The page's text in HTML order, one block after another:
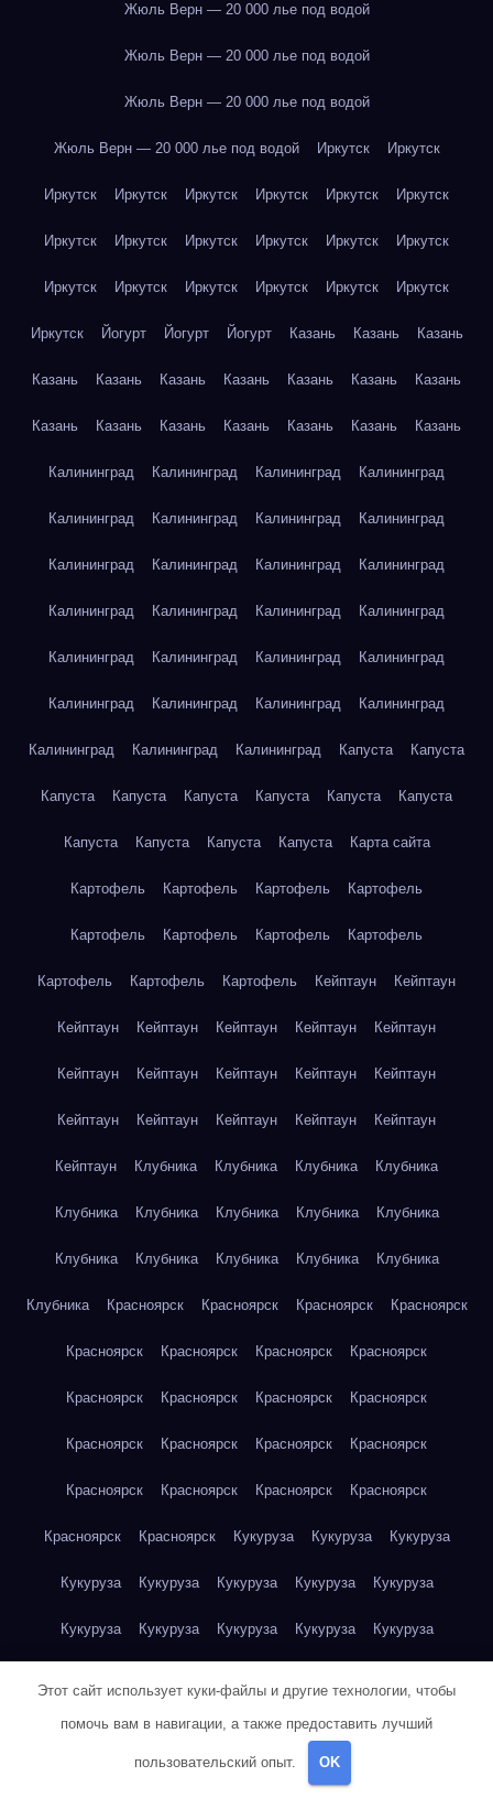
Жюль Верн — 20 000 лье под водой
Жюль Верн — 20 000 лье под водой
Жюль Верн — 20 000 лье под водой
Жюль Верн — 20 000 лье под водой Иркутск Иркутск
Иркутск Иркутск Иркутск Иркутск Иркутск Иркутск
Иркутск Иркутск Иркутск Иркутск Иркутск Иркутск
Иркутск Иркутск Иркутск Иркутск Иркутск Иркутск
Иркутск Йогурт Йогурт Йогурт Казань Казань Казань
Казань Казань Казань Казань Казань Казань Казань
Казань Казань Казань Казань Казань Казань Казань
Калининград Калининград Калининград Калининград
Калининград Калининград Калининград Калининград
Калининград Калининград Калининград Калининград
Калининград Калининград Калининград Калининград
Калининград Калининград Калининград Калининград
Калининград Калининград Калининград Калининград
Калининград Калининград Калининград Капуста Капуста
Капуста Капуста Капуста Капуста Капуста Капуста
Капуста Капуста Капуста Капуста Карта сайта
Картофель Картофель Картофель Картофель
Картофель Картофель Картофель Картофель
Картофель Картофель Картофель Кейптаун Кейптаун
Кейптаун Кейптаун Кейптаун Кейптаун Кейптаун
Кейптаун Кейптаун Кейптаун Кейптаун Кейптаун
Кейптаун Кейптаун Кейптаун Кейптаун Кейптаун
Кейптаун Клубника Клубника Клубника Клубника
Клубника Клубника Клубника Клубника Клубника
Клубника Клубника Клубника Клубника Клубника
Клубника Красноярск Красноярск Красноярск Красноярск
Красноярск Красноярск Красноярск Красноярск
Красноярск Красноярск Красноярск Красноярск
Красноярск Красноярск Красноярск Красноярск
Красноярск Красноярск Красноярск Красноярск
Красноярск Красноярск Кукуруза Кукуруза Кукуруза
Кукуруза Кукуруза Кукуруза Кукуруза Кукуруза
Кукуруза Кукуруза Кукуруза Кукуруза Кукуруза
Куриная грудка Куриная грудка Куриная грудка
Куриная грудка Куриная грудка Куриная грудка
Этот сайт использует куки-файлы и другие технологии, чтобы
помочь вам в навигации, а также предоставить лучший
пользовательский опыт. OK